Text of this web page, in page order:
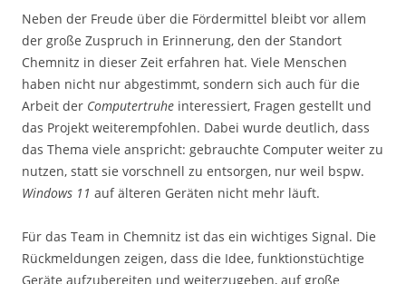
Neben der Freude über die Fördermittel bleibt vor allem
der große Zuspruch in Erinnerung, den der Standort
Chemnitz in dieser Zeit erfahren hat. Viele Menschen
haben nicht nur abgestimmt, sondern sich auch für die
Arbeit der Computertruhe interessiert, Fragen gestellt und
das Projekt weiterempfohlen. Dabei wurde deutlich, dass
das Thema viele anspricht: gebrauchte Computer weiter zu
nutzen, statt sie vorschnell zu entsorgen, nur weil bspw.
Windows 11 auf älteren Geräten nicht mehr läuft.
Für das Team in Chemnitz ist das ein wichtiges Signal. Die
Rückmeldungen zeigen, dass die Idee, funktionstüchtige
Geräte aufzubereiten und weiterzugeben, auf große